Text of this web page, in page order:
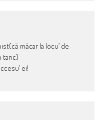
măcar la locu’ de
tanc)
ei!